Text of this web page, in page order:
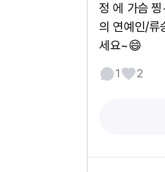
정 에 가슴
의 연예인/류
세요~😄
1 2